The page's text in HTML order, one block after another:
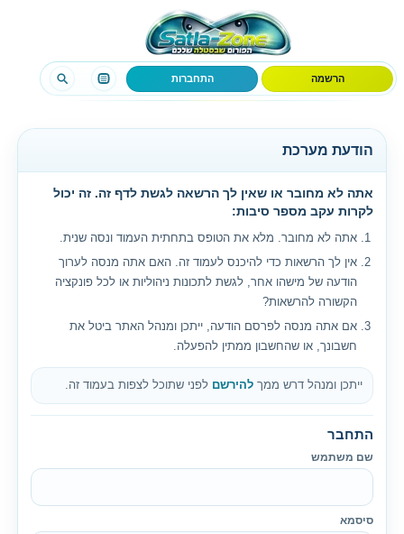
הרשמה התחברות
הודעת מערכת
אתה לא מחובר או שאין לך הרשאה לגשת לדף זה. זה יכול
לקרות עקב מספר סיבות:
אתה לא מחובר. מלא את הטופס בתחתית העמוד ונסה שנית.
אין לך הרשאות כדי להיכנס לעמוד זה. האם אתה מנסה לערוך
הודעה של מישהו אחר, לגשת לתכונות ניהוליות או לכל פונקציה
הקשורה להרשאות?
אם אתה מנסה לפרסם הודעה, ייתכן ומנהל האתר ביטל את
חשבונך, או שהחשבון ממתין להפעלה.
ייתכן ומנהל דרש ממך להירשם לפני שתוכל לצפות בעמוד זה.
התחבר
שם משתמש
סיסמא